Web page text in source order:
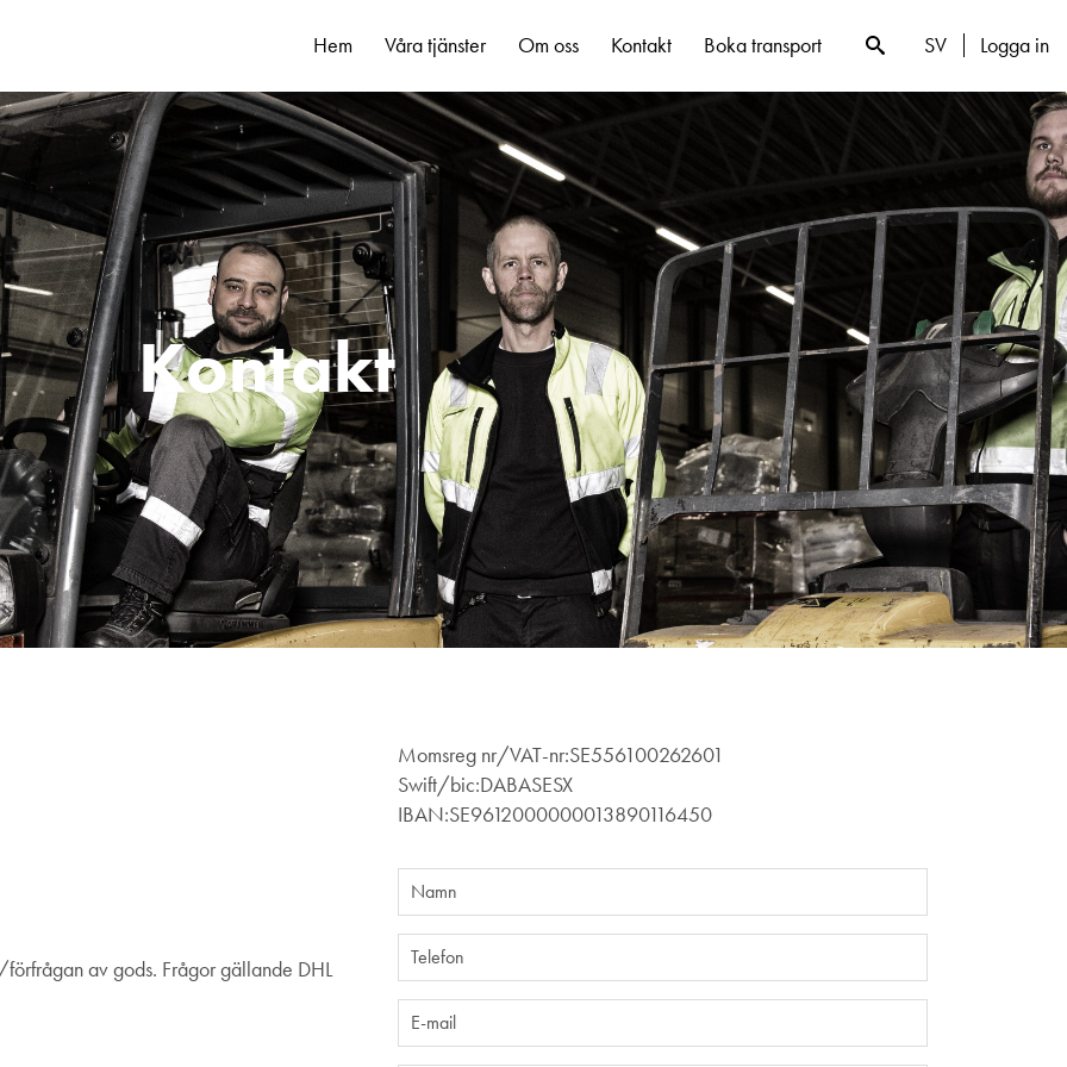
Hem Våra tjänster Om oss Kontakt Boka transport SV Logga in
Kontakt
av gods. Frågor gällande DHL
Momsreg nr/VAT-nr:SE556100262601
Swift/bic:DABASESX
IBAN:SE9612000000013890116450